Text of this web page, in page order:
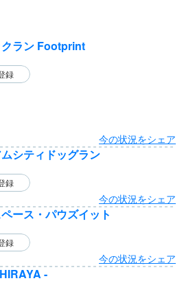
ラン Footprint
今の状況をシェア
シティドッグラン
今の状況をシェア
ース・パウズイット
今の状況をシェア
-